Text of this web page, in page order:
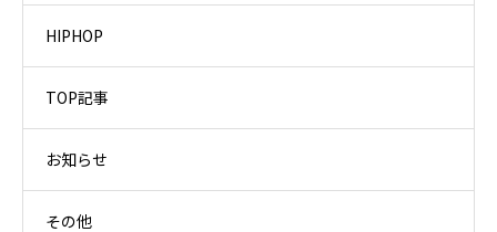
HIPHOP
TOP記事
お知らせ
その他